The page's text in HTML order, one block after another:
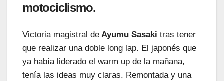
motociclismo.
Victoria magistral de Ayumu Sasaki tras tener
que realizar una doble long lap. El japonés que
ya había liderado el warm up de la mañana,
tenía las ideas muy claras. Remontada y una